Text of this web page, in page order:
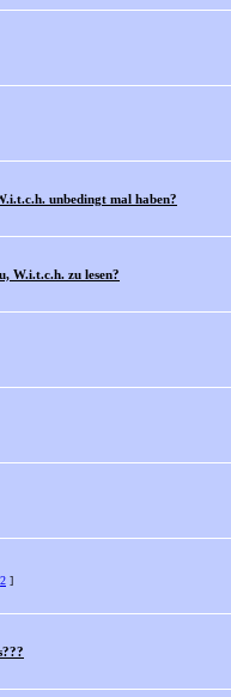
unbedingt mal haben?
W.i.t.c.h. zu lesen?
2 ]